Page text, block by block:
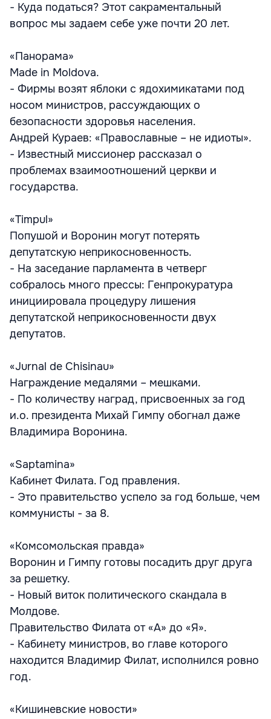
- Куда податься? Этот сакраментальный
вопрос мы задаем себе уже почти 20 лет.
«Панорама»
Made in Moldova.
- Фирмы возят яблоки с ядохимикатами под
носом министров, рассуждающих о
безопасности здоровья населения.
Андрей Кураев: «Православные – не идиоты».
- Известный миссионер рассказал о
проблемах взаимоотношений церкви и
государства.
«Timpul»
Попушой и Воронин могут потерять
депутатскую неприкосновенность.
- На заседание парламента в четверг
собралось много прессы: Генпрокуратура
инициировала процедуру лишения
депутатской неприкосновенности двух
депутатов.
«Jurnal de Chisinau»
Награждение медалями – мешками.
- По количеству наград, присвоенных за год
и.о. президента Михай Гимпу обогнал даже
Владимира Воронина.
«Saptamina»
Кабинет Филата. Год правления.
- Это правительство успело за год больше, чем
коммунисты - за 8.
«Комсомольская правда»
Воронин и Гимпу готовы посадить друг друга
за решетку.
- Новый виток политического скандала в
Молдове.
Правительство Филата от «А» до «Я».
- Кабинету министров, во главе которого
находится Владимир Филат, исполнился ровно
год.
«Кишиневские новости»